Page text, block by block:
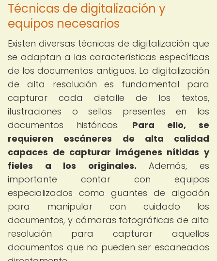
Técnicas de digitalización y
equipos necesarios
Existen diversas técnicas de digitalización que
se adaptan a las características específicas
de los documentos antiguos. La digitalización
de alta resolución es fundamental para
capturar cada detalle de los textos,
ilustraciones o sellos presentes en los
documentos históricos. Para ello, se
requieren escáneres de alta calidad
capaces de capturar imágenes nítidas y
fieles a los originales. Además, es
importante contar con equipos
especializados como guantes de algodón
para manipular con cuidado los
documentos, y cámaras fotográficas de alta
resolución para capturar aquellos
documentos que no pueden ser escaneados